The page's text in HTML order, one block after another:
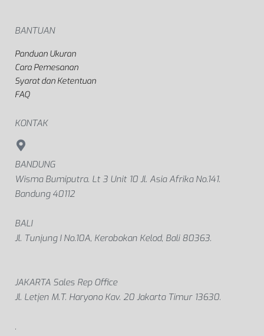
BANTUAN
Panduan Ukuran
Cara Pemesanan
Syarat dan Ketentuan
FAQ
KONTAK
BANDUNG
Wisma Bumiputra. Lt 3 Unit 10 Jl. Asia Afrika No.141.
Bandung 40112
BALI
Jl. Tunjung I No.10A, Kerobokan Kelod, Bali 80363.
JAKARTA Sales Rep Office
Jl. Letjen M.T. Haryono Kav. 20 Jakarta Timur 13630.
.